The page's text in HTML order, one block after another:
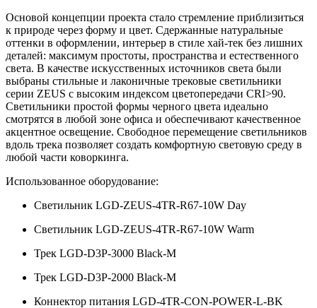
Основой концепции проекта стало стремление приблизиться
к природе через форму и цвет. Сдержанные натуральные
оттенки в оформлении, интерьер в стиле хай-тек без лишних
деталей: максимум простоты, пространства и естественного
света. В качестве искусственных источников света были
выбраны стильные и лаконичные трековые светильники
серии ZEUS с высоким индексом цветопередачи CRI>90.
Светильники простой формы черного цвета идеально
смотрятся в любой зоне офиса и обеспечивают качественное
акцентное освещение. Свободное перемещение светильников
вдоль трека позволяет создать комфортную световую среду в
любой части коворкинга.
Использованное оборудование:
Светильник LGD-ZEUS-4TR-R67-10W Day
Светильник LGD-ZEUS-4TR-R67-10W Warm
Трек LGD-D3P-3000 Black-M
Трек LGD-D3P-2000 Black-M
Коннектор питания LGD-4TR-CON-POWER-L-BK